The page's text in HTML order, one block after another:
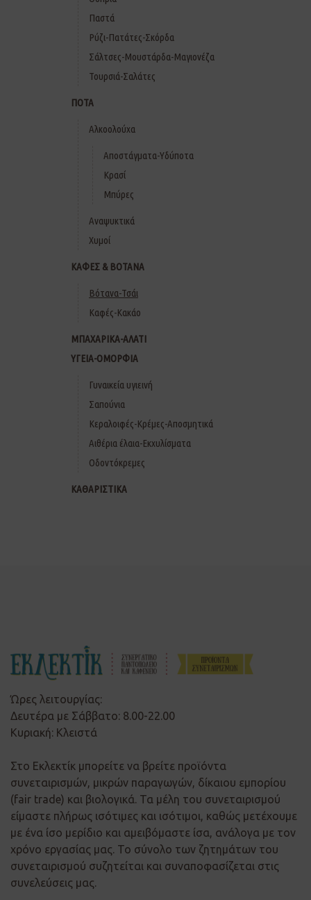
Παστά
Ρύζι-Πατάτες-Σκόρδα
Σάλτσες-Μουστάρδα-Μαγιονέζα
Τουρσιά-Σαλάτες
ΠΟΤΑ
Αλκοολούχα
Αποστάγματα-Υδύποτα
Κρασί
Μπύρες
Αναψυκτικά
Χυμοί
ΚΑΦΕΣ & ΒΟΤΑΝΑ
Βότανα-Τσάι
Καφές-Κακάο
ΜΠΑΧΑΡΙΚΑ-ΑΛΑΤΙ
ΥΓΕΙΑ-ΟΜΟΡΦΙΑ
Γυναικεία υγιεινή
Σαπούνια
Κεραλοιφές-Κρέμες-Αποσμητικά
Αιθέρια έλαια-Εκχυλίσματα
Οδοντόκρεμες
ΚΑΘΑΡΙΣΤΙΚΑ
Ώρες λειτουργίας:
Δευτέρα με Σάββατο: 8.00-22.00
Κυριακή: Κλειστά
Στο Εκλεκτίκ μπορείτε να βρείτε προϊόντα
συνεταιρισμών, μικρών παραγωγών, δίκαιου εμπορίου
(fair trade) και βιολογικά. Τα μέλη του συνεταιρισμού
είμαστε πλήρως ισότιμες και ισότιμοι, καθώς μετέχουμε
με ένα ίσο μερίδιο και αμειβόμαστε ίσα, ανάλογα με τον
χρόνο εργασίας μας. Το σύνολο των ζητημάτων του
συνεταιρισμού συζητείται και συναποφασίζεται στις
συνελεύσεις μας.